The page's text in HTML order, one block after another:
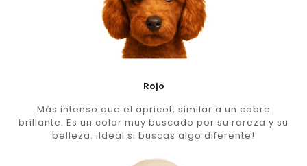
Rojo
Más intenso que el apricot, similar a un cobre
brillante. Es un color muy buscado por su rareza y su
belleza. ¡Ideal si buscas algo diferente!